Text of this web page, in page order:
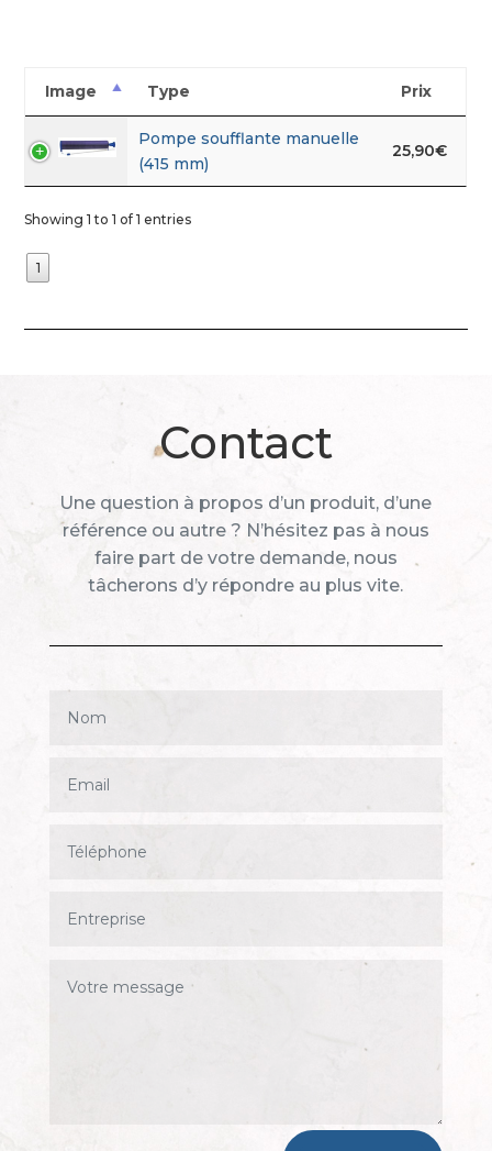
Image Type Prix
Pompe soufflante manuelle
(415 mm)
25,90€
Showing 1 to 1 of 1 entries
1
Contact
Une question à propos d’un produit, d’une
référence ou autre ? N’hésitez pas à nous
faire part de votre demande, nous
tâcherons d’y répondre au plus vite.